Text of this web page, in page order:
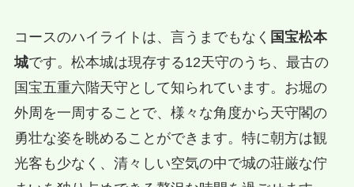
コースのハイライトは、言うまでもなく 国宝松本
城です。松本城は現存する12天守のうち、最古の
国宝五重六階天守として知られています。お堀の
外周を一周することで、様々な角度から天守閣の
勇壮な姿を眺めることができます。特に朝方は観
光客も少なく、清々しい空気の中で城の荘厳な佇